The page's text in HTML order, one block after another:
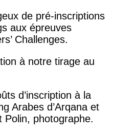
de pré-inscriptions
aux épreuves
Challenges.
à notre tirage au
d’inscription à la
Arabes d’Arqana et
Polin, photographe.